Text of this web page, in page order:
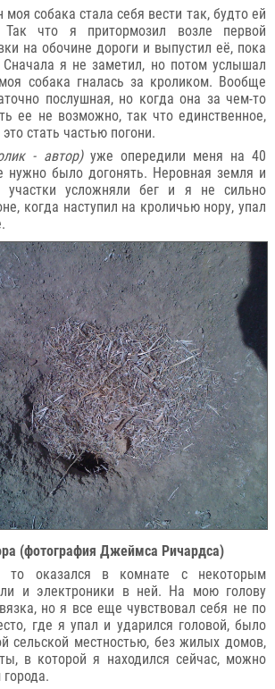
собака стала себя вести так, будто ей
что я притормозил возле первой
на обочине дороги и выпустил её, пока
Сначала я не заметил, но потом услышал
собака гналась за кроликом. Вообще
послушная, но когда она за чем-то
ее не возможно, так что единственное,
стать частью погони.
- автор)уже опередили меня на 40
нужно было догонять. Неровная земля и
участки усложняли бег и я не сильно
когда наступил на кроличью нору, упал
(фотография Джеймса Ричардса)
то оказался в комнате с некоторым
и электроники в ней. На мою голову
но я все еще чувствовал себя не по
где я упал и ударился головой, было
сельской местностью, без жилых домов,
в которой я находился сейчас, можно